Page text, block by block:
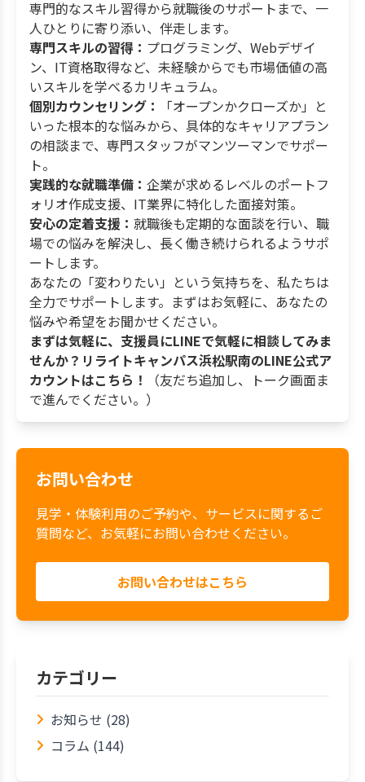
専門的なスキル習得から就職後のサポートまで、一
人ひとりに寄り添い、伴走します。
専門スキルの習得： プログラミング、Webデザイ
ン、IT資格取得など、未経験からでも市場価値の高
いスキルを学べるカリキュラム。
個別カウンセリング：
「オープンかクローズか」と
いった根本的な悩みから、具体的なキャリアプラン
の相談まで、専門スタッフがマンツーマンでサポー
ト。
実践的な就職準備： 企業が求めるレベルのポートフ
ォリオ作成支援、IT業界に特化した面接対策。
安心の定着支援： 就職後も定期的な面談を行い、職
場での悩みを解決し、長く働き続けられるようサポ
ートします。
あなたの「変わりたい」という気持ちを、私たちは
全力でサポートします。まずはお気軽に、あなたの
悩みや希望をお聞かせください。
まずは気軽に、支援員にLINEで気軽に相談してみま
せんか？リライトキャンパス浜松駅南のLINE公式ア
カウントはこちら！
（友だち追加し、トーク画面ま
で進んでください。）
お問い合わせ
見学・体験利用のご予約や、サービスに関するご
質問など、お気軽にお問い合わせください。
お問い合わせはこちら
カテゴリー
お知らせ (28)
コラム (144)